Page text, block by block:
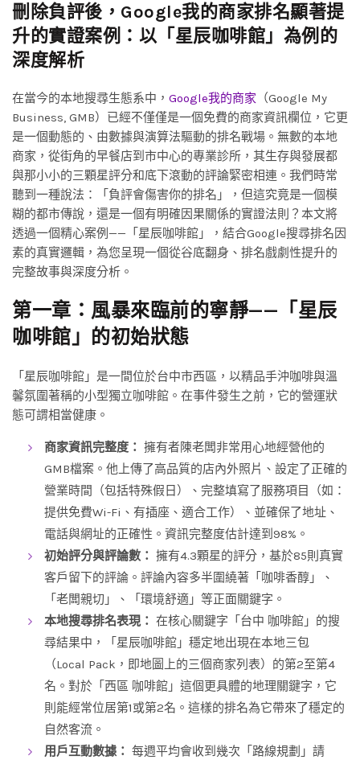
刪除負評後，Google我的商家排名顯著提
升的實證案例：以「星辰咖啡館」為例的
深度解析
在當今的本地搜尋生態系中， Google我的商家 （Google My
Business, GMB）已經不僅僅是一個免費的商家資訊欄位，它更
是一個動態的、由數據與演算法驅動的排名戰場。無數的本地
商家，從街角的早餐店到市中心的專業診所，其生存與發展都
與那小小的三顆星評分和底下滾動的評論緊密相連。我們時常
聽到一種說法：「負評會傷害你的排名」，但這究竟是一個模
糊的都市傳說，還是一個有明確因果關係的實證法則？本文將
透過一個精心案例——「星辰咖啡館」，結合Google搜尋排名因
素的真實邏輯，為您呈現一個從谷底翻身、排名戲劇性提升的
完整故事與深度分析。
第一章：風暴來臨前的寧靜——「星辰
咖啡館」的初始狀態
「星辰咖啡館」是一間位於台中市西區，以精品手沖咖啡與溫
馨氛圍著稱的小型獨立咖啡館。在事件發生之前，它的營運狀
態可謂相當健康。
商家資訊完整度： 擁有者陳老闆非常用心地經營他的
GMB檔案。他上傳了高品質的店內外照片、設定了正確的
營業時間（包括特殊假日）、完整填寫了服務項目（如：
提供免費Wi-Fi、有插座、適合工作）、並確保了地址、
電話與網址的正確性。資訊完整度估計達到98%。
初始評分與評論數： 擁有4.3顆星的評分，基於85則真實
客戶留下的評論。評論內容多半圍繞著「咖啡香醇」、
「老闆親切」、「環境舒適」等正面關鍵字。
本地搜尋排名表現： 在核心關鍵字「台中 咖啡館」的搜
尋結果中，「星辰咖啡館」穩定地出現在本地三包
（Local Pack，即地圖上的三個商家列表）的第2至第4
名。對於「西區 咖啡館」這個更具體的地理關鍵字，它
則能經常位居第1或第2名。這樣的排名為它帶來了穩定的
自然客流。
用戶互動數據： 每週平均會收到幾次「路線規劃」請